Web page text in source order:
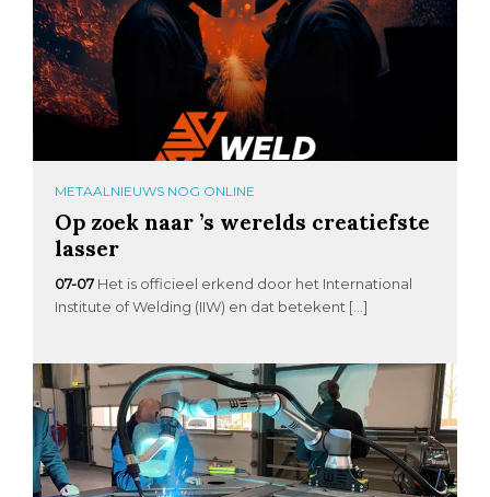
METAALNIEUWS NOG ONLINE
Op zoek naar ’s werelds creatiefste
lasser
07-07 Het is officieel erkend door het International
Institute of Welding (IIW) en dat betekent […]